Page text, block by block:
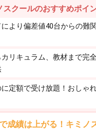
スクールのおすすめポイ
より偏差値40台からの難
リキュラム、教材まで完
定額で受け放題！おしゃ
成績は上がる！キミノ